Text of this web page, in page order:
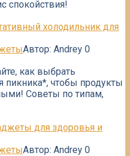
спокойствия!
холодильник для
Автор: Andrey 0
как выбрать
пикника*, чтобы продукты
Советы по типам,
для здоровья и
Автор: Andrey 0